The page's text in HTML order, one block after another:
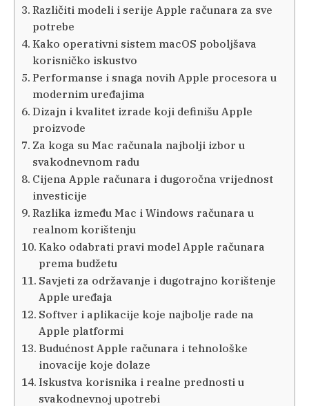
Različiti modeli i serije Apple računara za sve
potrebe
Kako operativni sistem macOS poboljšava
korisničko iskustvo
Performanse i snaga novih Apple procesora u
modernim uređajima
Dizajn i kvalitet izrade koji definišu Apple
proizvode
Za koga su Mac računala najbolji izbor u
svakodnevnom radu
Cijena Apple računara i dugoročna vrijednost
investicije
Razlika između Mac i Windows računara u
realnom korištenju
Kako odabrati pravi model Apple računara
prema budžetu
Savjeti za održavanje i dugotrajno korištenje
Apple uređaja
Softver i aplikacije koje najbolje rade na
Apple platformi
Budućnost Apple računara i tehnološke
inovacije koje dolaze
Iskustva korisnika i realne prednosti u
svakodnevnoj upotrebi